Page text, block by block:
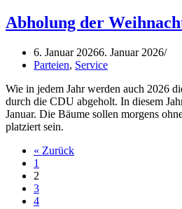
Abholung der
6. Januar 20266. Januar 2026
Parteien, Service
Wie in jedem Jahr werden auch 2026
durch die CDU abgeholt. In diesem
Januar. Die Bäume sollen morgens
platziert sein.
« Zurück
1
2
3
4